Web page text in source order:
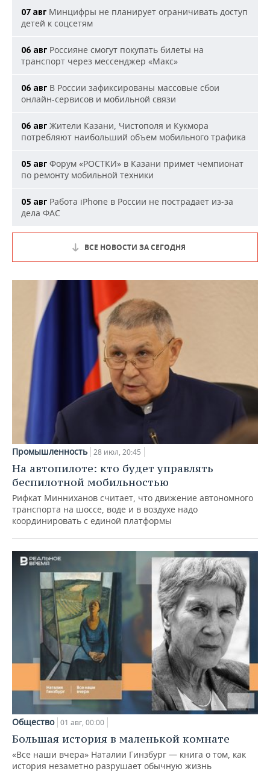
07 авг Минцифры не планирует ограничивать доступ
детей к соцсетям
06 авг Россияне смогут покупать билеты на
транспорт через мессенджер «Макс»
06 авг В России зафиксированы массовые сбои
онлайн-сервисов и мобильной связи
06 авг Жители Казани, Чистополя и Кукмора
потребляют наибольший объем мобильного трафика
05 авг Форум «РОСТКИ» в Казани примет чемпионат
по ремонту мобильной техники
05 авг Работа iPhone в России не пострадает из-за
дела ФАС
ВСЕ НОВОСТИ ЗА СЕГОДНЯ
Промышленность 28 июл, 20:45
На автопилоте: кто будет управлять
беспилотной мобильностью
Рифкат Минниханов считает, что движение автономного
транспорта на шоссе, воде и в воздухе надо
координировать с единой платформы
Общество 01 авг, 00:00
Большая история в маленькой комнате
«Все наши вчера» Наталии Гинзбург — книга о том, как
история незаметно разрушает обычную жизнь